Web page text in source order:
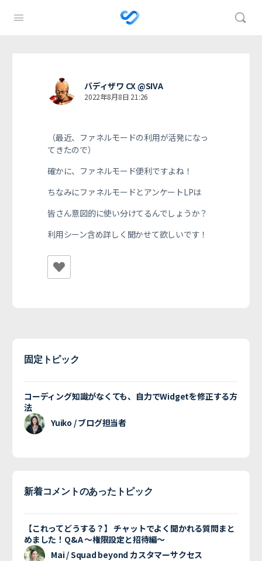
バディザワ CX @SIVA
2022年8月8日 21:26
（最近、ファネルモードの利用が活発になっ
てきたので）
確かに、ファネルモード便利ですよね！
ちなみにファネルモードとアンケートLPは
皆さん意図的に使い分けてるんでしょうか？
利用シーン含め詳しく聞かせて欲しいです！
固定トピック
コーディング知識がなくても、自力でWidgetを修正する方
法
Yuiko / ブログ担当者
新着コメントのあったトピック
【これってどうする？】 チャットでよく聞かれる質問まと
めました！Q&A 〜権限設定と招待編〜
Mai / Squad beyond カスタマーサクセス